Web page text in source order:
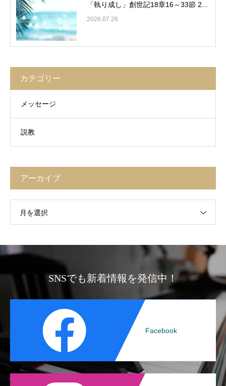
「執り成し」創世記18章16～33節 2...
2026.07.26
カテゴリー
メッセージ
説教
アーカイブ
月を選択
SNSでも新着情報を発信中！
Facebook